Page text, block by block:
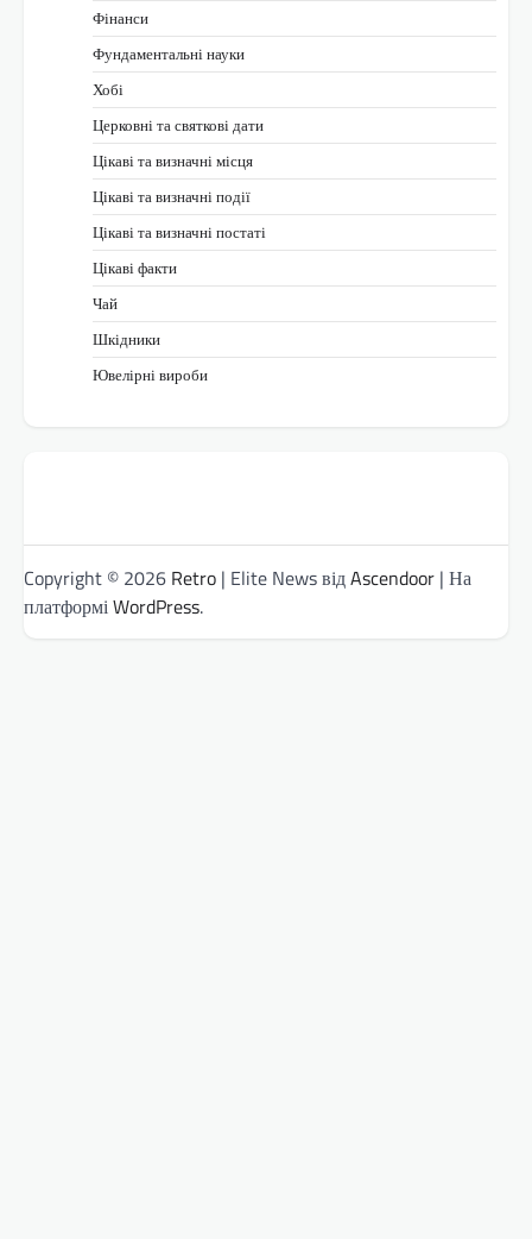
Фінанси
Фундаментальні науки
Хобі
Церковні та святкові дати
Цікаві та визначні місця
Цікаві та визначні події
Цікаві та визначні постаті
Цікаві факти
Чай
Шкідники
Ювелірні вироби
Copyright © 2026 Retro | Elite News відAscendoor | На
платформіWordPress.